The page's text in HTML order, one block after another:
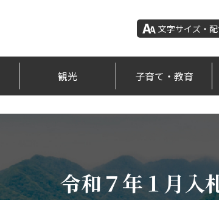
文字サイズ・
観光 子育て・教育
令和７年１月入